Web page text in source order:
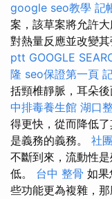
google seo教學 記
案，該草案將允許
對熱量反應並改變其
ptt GOOGLE
隆 seo保證第一頁
括頸椎靜脈，耳朵
中排毒養生館 湖口
得更快，從而降低
是義務的義務。 社
不斷到來，流動性
低。 台中 整骨 如果
些功能更為複雜，